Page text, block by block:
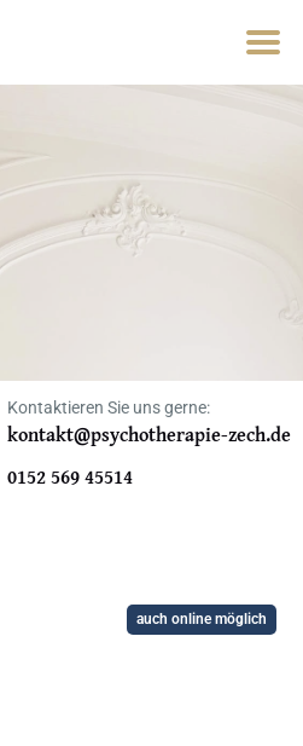
Kontaktieren Sie uns gerne:
kontakt@psychotherapie-zech.de
0152 569 45514
auch online möglich